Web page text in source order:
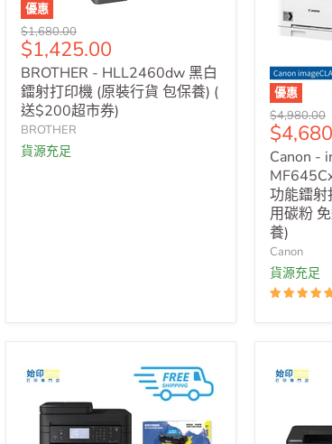
優惠
原
價
$1,680.00
售
價
$1,425.00
BROTHER - HLL2460dw 黑白
鐳射打印機 (原裝行貨 包保養) (
送$200超市券)
BROTHER
貨源充足
優惠
原
價
$4,980.00
售
價
Canon -
功能鐳
用碳粉
養)
Canon
貨源充足